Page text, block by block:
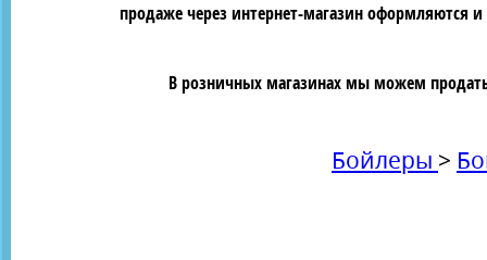
продаже через интернет-магазин оформляются
В розничных магазинах мы можем
Бойлеры >